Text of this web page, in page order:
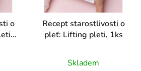
o
Recept starostlivosti o
pleť: Lifting pleti, 1ks
hodnotenie
Skladem